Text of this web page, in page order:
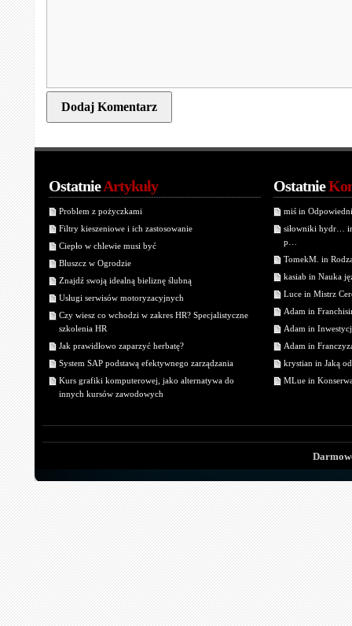
OstatnieArtykuły
Problem z pożyczkami
Filtry kieszeniowe i ich zastosowanie
Ciepło w chlewie musi być
Bluszcz w Ogrodzie
Znajdź swoją idealną bieliznę ślubną
Usługi serwisów motoryzacyjnych
Czy wiesz co wchodzi w zakres HR? Specjalistyczne
szkolenia HR
Jak prawidłowo zaparzyć herbatę?
System SAP podstawą efektywnego zarządzania
Kurs grafiki komputerowej, jako alternatywa do
innych kursów zawodowych
Ostatnie
miś in
siłowniki hydr…
p…
TomekM. in
kasiab in Nauka
Luce in Mistrz
Adam in
Adam in
Adam in
krystian in Jaką
MLue in